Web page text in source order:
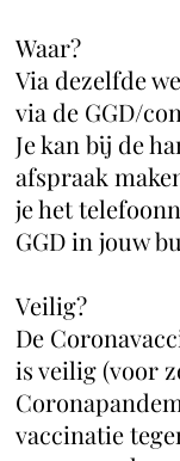
Waar?
Via dezelfde
via de GGD/
Je kan bij de
afspraak
je het
GGD in jouw
Veilig?
De
is veilig (voor
vaccinatie